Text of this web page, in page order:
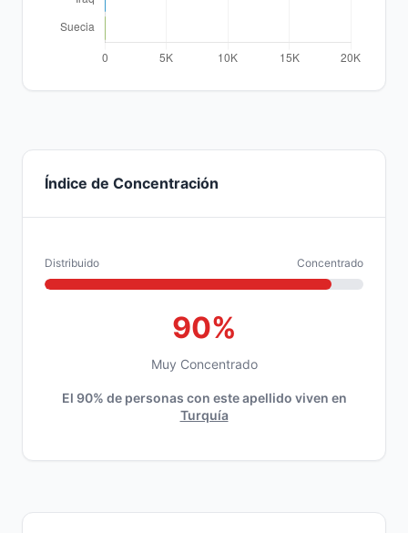
Índice de Concentración
Distribuido Concentrado
90%
Muy Concentrado
El 90% de personas con este apellido viven en
Turquía